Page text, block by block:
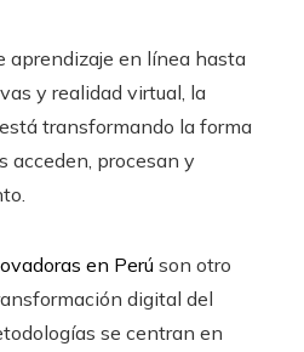
aprendizaje en línea hasta
y realidad virtual, la
transformando la forma
acceden, procesan y
en Perú son otro
digital del
se centran en